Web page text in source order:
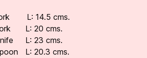
L: 14.5 cms.
L: 20 cms.
L: 23 cms.
L: 20.3 cms.